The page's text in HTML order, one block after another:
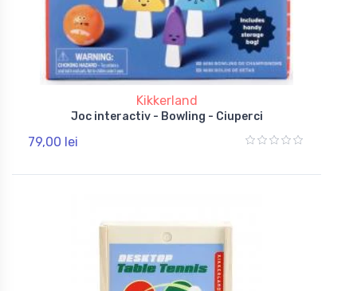
Kikkerland
Joc interactiv - Bowling - Ciuperci
79,00 lei